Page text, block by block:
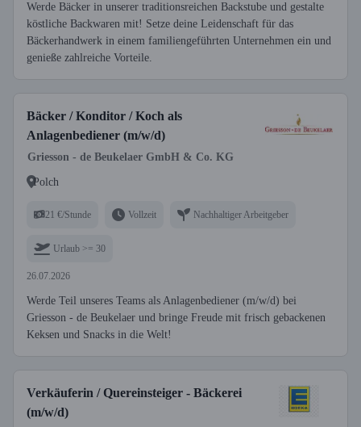
Werde Bäcker in unserer traditionsreichen Backstube und gestalte
köstliche Backwaren mit! Setze deine Leidenschaft für das
Bäckerhandwerk in einem familiengeführten Unternehmen ein und
genieße zahlreiche Vorteile.
Bäcker / Konditor / Koch als
Anlagenbediener (m/w/d)
Griesson - de Beukelaer GmbH & Co. KG
Polch
21 €/Stunde Vollzeit Nachhaltiger Arbeitgeber
Urlaub >= 30
26.07.2026
Werde Teil unseres Teams als Anlagenbediener (m/w/d) bei
Griesson - de Beukelaer und bringe Freude mit frisch gebackenen
Keksen und Snacks in die Welt!
Verkäuferin / Quereinsteiger - Bäckerei
(m/w/d)